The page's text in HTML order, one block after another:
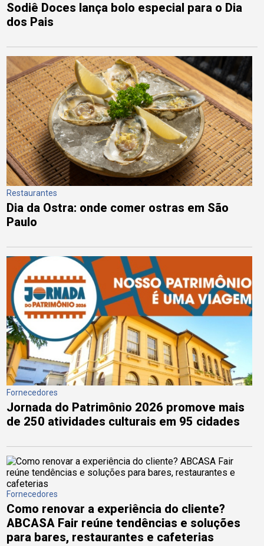
Sodiê Doces lança bolo especial para o Dia
dos Pais
Restaurantes
Dia da Ostra: onde comer ostras em São
Paulo
Fornecedores
Jornada do Patrimônio 2026 promove mais
de 250 atividades culturais em 95 cidades
Fornecedores
Como renovar a experiência do cliente?
ABCASA Fair reúne tendências e soluções
para bares, restaurantes e cafeterias